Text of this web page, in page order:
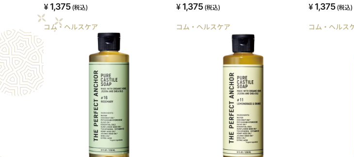
1,375 (税込)
コム・ヘルスケア
1,375 (税込)
コム・ヘルスケア
1,375 (税込)
コム・ヘルス